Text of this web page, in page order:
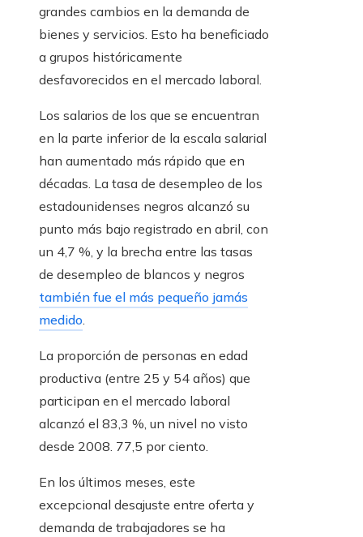
grandes cambios en la demanda de
bienes y servicios. Esto ha beneficiado
a grupos históricamente
desfavorecidos en el mercado laboral.
Los salarios de los que se encuentran
en la parte inferior de la escala salarial
han aumentado más rápido que en
décadas. La tasa de desempleo de los
estadounidenses negros alcanzó su
punto más bajo registrado en abril, con
un 4,7 %, y la brecha entre las tasas
de desempleo de blancos y negros
también fue el más pequeño jamás
medido.
La proporción de personas en edad
productiva (entre 25 y 54 años) que
participan en el mercado laboral
alcanzó el 83,3 %, un nivel no visto
desde 2008. 77,5 por ciento.
En los últimos meses, este
excepcional desajuste entre oferta y
demanda de trabajadores se ha